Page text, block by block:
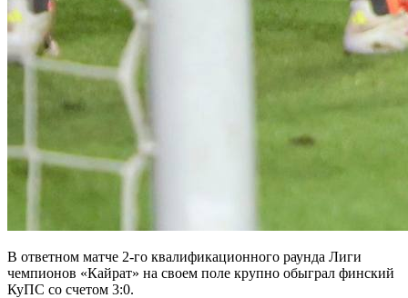
В ответном матче 2-го квалификационного раунда Лиги
чемпионов «Кайрат» на своем поле крупно обыграл финский
КуПС со счетом 3:0.